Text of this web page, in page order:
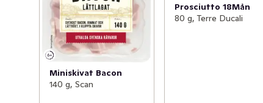
Miniskivat Bacon
140 g, Scan
Prosciutto 18Mån
80 g, Terre Ducali